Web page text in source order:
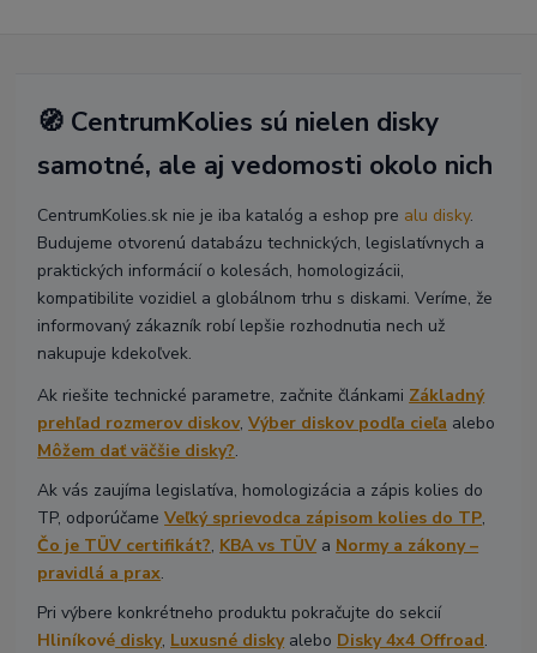
🧭 CentrumKolies sú nielen disky
samotné, ale aj vedomosti okolo nich
CentrumKolies.sk nie je iba katalóg a eshop pre alu disky.
Budujeme otvorenú databázu technických, legislatívnych a
praktických informácií o kolesách, homologizácii,
kompatibilite vozidiel a globálnom trhu s diskami. Veríme, že
informovaný zákazník robí lepšie rozhodnutia nech už
nakupuje kdekoľvek.
Ak riešite technické parametre, začnite článkami Základný
prehľad rozmerov diskov,Výber diskov podľa cieľa alebo
Môžem dať väčšie disky?.
Ak vás zaujíma legislatíva, homologizácia a zápis kolies do
TP, odporúčameVeľký sprievodca zápisom kolies do TP,
Čo je TÜV certifikát?, KBA vs TÜV a Normy a zákony –
pravidlá a prax.
Pri výbere konkrétneho produktu pokračujte do sekcií
Hliníkové disky, Luxusné diskyalebo Disky 4x4 Offroad.